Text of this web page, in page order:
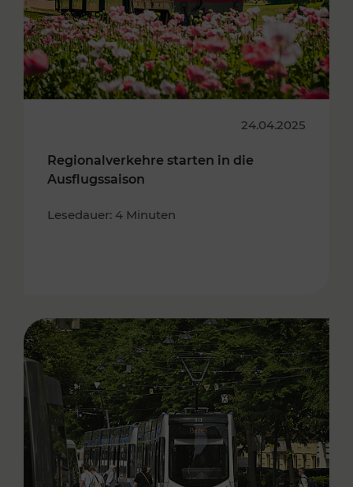
24.04.2025
Regionalverkehre starten in die
Ausflugssaison
Lesedauer: 4 Minuten